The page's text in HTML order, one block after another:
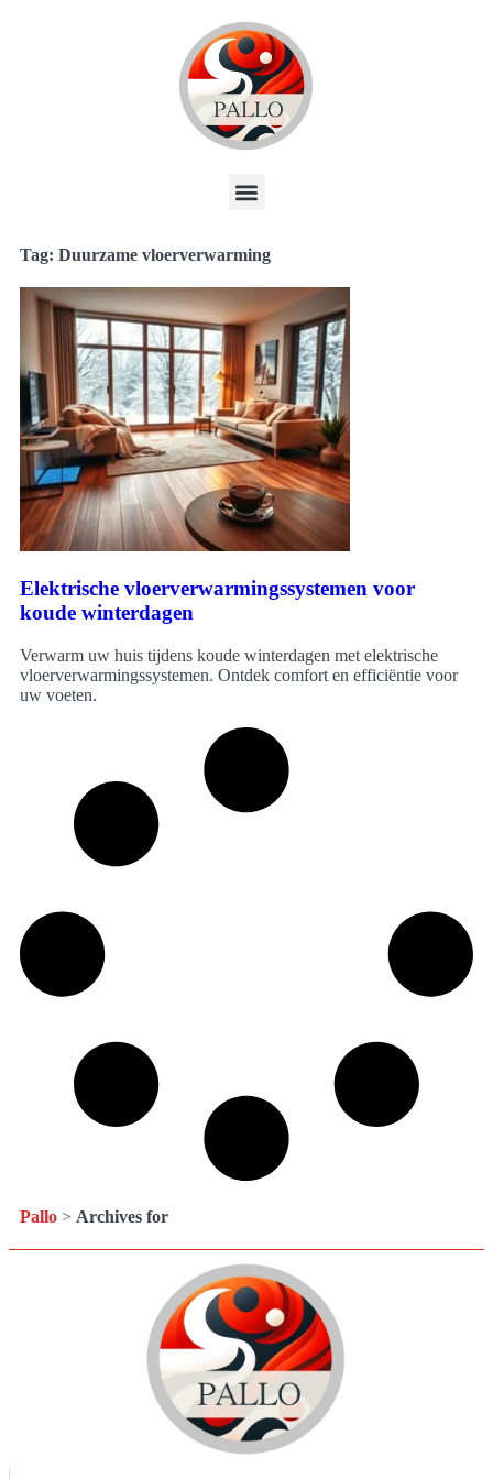
Tag: Duurzame vloerverwarming
Elektrische vloerverwarmingssystemen voor
koude winterdagen
Verwarm uw huis tijdens koude winterdagen met elektrische
vloerverwarmingssystemen. Ontdek comfort en efficiëntie voor
uw voeten.
Pallo > Archives for